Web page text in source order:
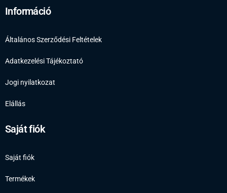
Információ
Általános Szerződési Feltételek
Adatkezelési Tájékoztató
Jogi nyilatkozat
Elállás
Saját fiók
Saját fiók
Termékek